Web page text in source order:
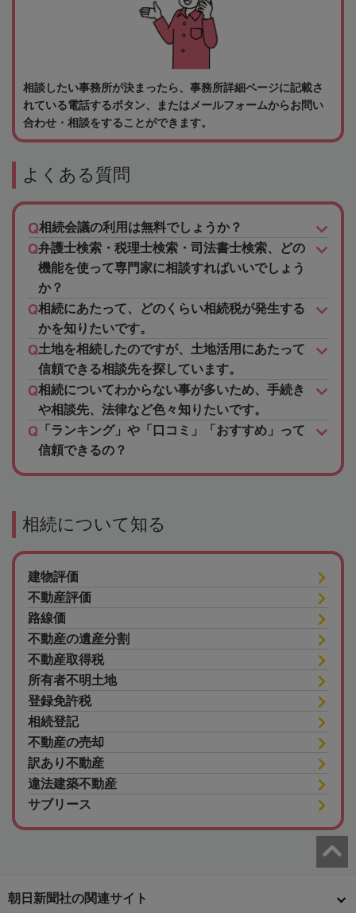
相談したい事務所が決まったら、事務所詳細ページに記載さ
れている電話するボタン、またはメールフォームからお問い
合わせ・相談をすることができます。
よくある質問
相続会議の利用は無料でしょうか？
弁護士検索・税理士検索・司法書士検索、どの
機能を使って専門家に相談すればいいでしょう
か？
相続にあたって、どのくらい相続税が発生する
かを知りたいです。
土地を相続したのですが、土地活用にあたって
信頼できる相談先を探しています。
相続についてわからない事が多いため、手続き
や相談先、法律など色々知りたいです。
「ランキング」や「口コミ」「おすすめ」って
信頼できるの？
相続について知る
建物評価
不動産評価
路線価
不動産の遺産分割
不動産取得税
所有者不明土地
登録免許税
相続登記
不動産の売却
訳あり不動産
違法建築不動産
サブリース
朝日新聞社の関連サイト